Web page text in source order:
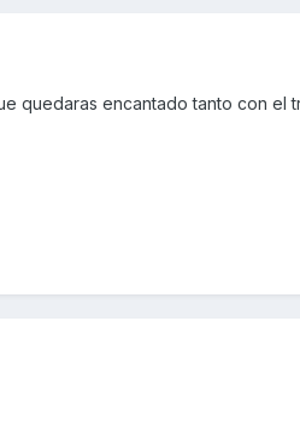
quedaras encantado tanto con el